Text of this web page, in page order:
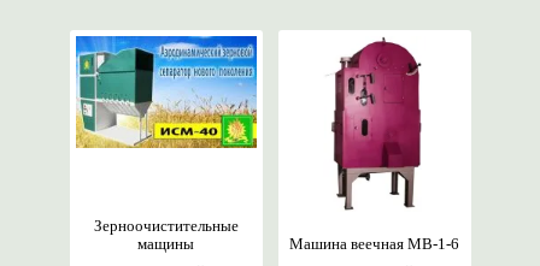
Зерноочистительные
мащины
Машина веечная МВ-1-6